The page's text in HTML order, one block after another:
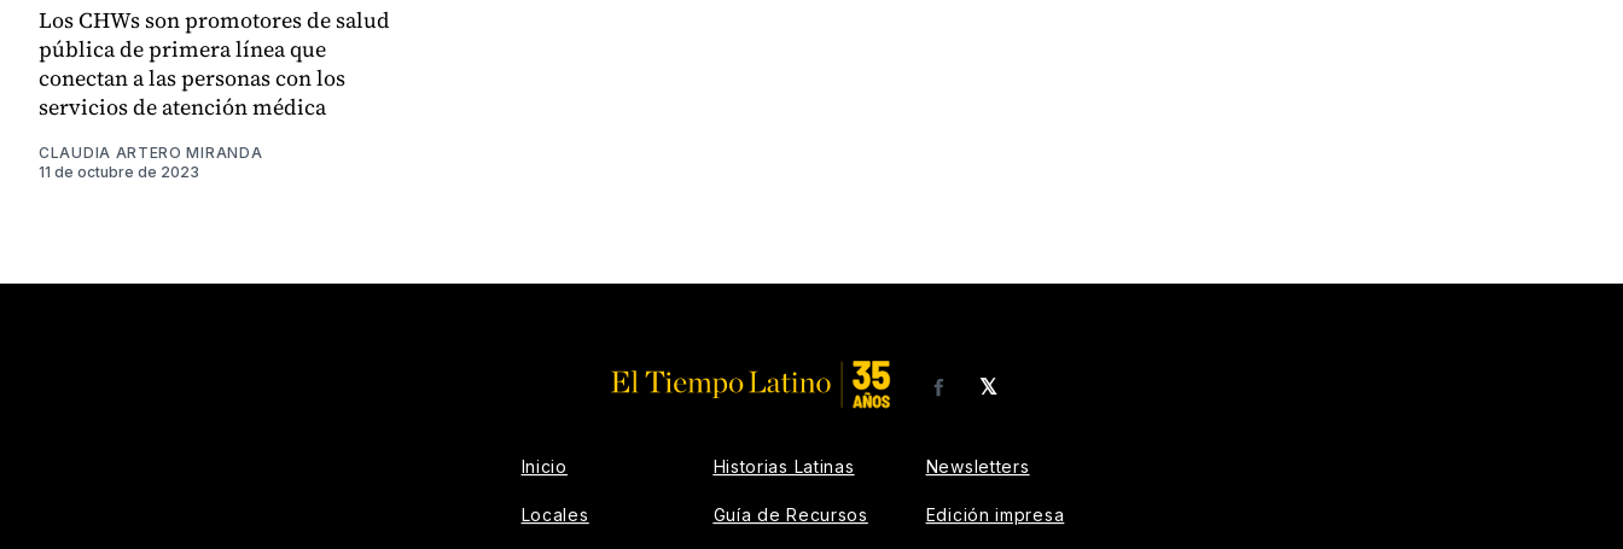
Los CHWs son promotores de salud
pública de primera línea que
conectan a las personas con los
servicios de atención médica
CLAUDIA ARTERO MIRANDA
11 de octubre de 2023
𝕏
Facebook
Inicio
Locales
Historias Latinas
Guía de Recursos
Newsletters
Edición impresa